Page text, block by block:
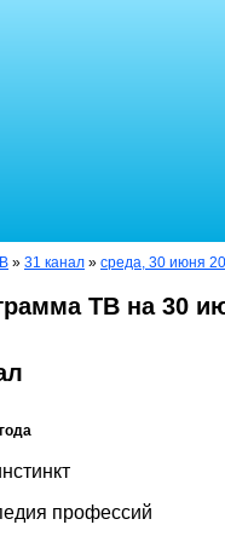
» 31 канал » среда, 30 июня
ТВ на 30
профессий